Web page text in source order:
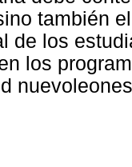
también
de los
los